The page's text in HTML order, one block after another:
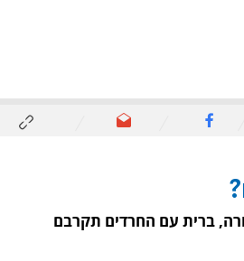
ברית עם החרדים תקרבם